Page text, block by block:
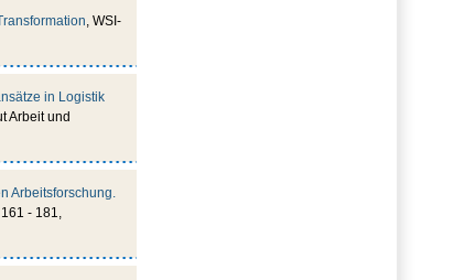
, WSI-
in Logistik
Arbeit und
Arbeitsforschung.
- 181,